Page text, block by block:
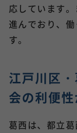
応しています
進んでおり、
す。
江戸川区
会の利便
葛西は、都立葛